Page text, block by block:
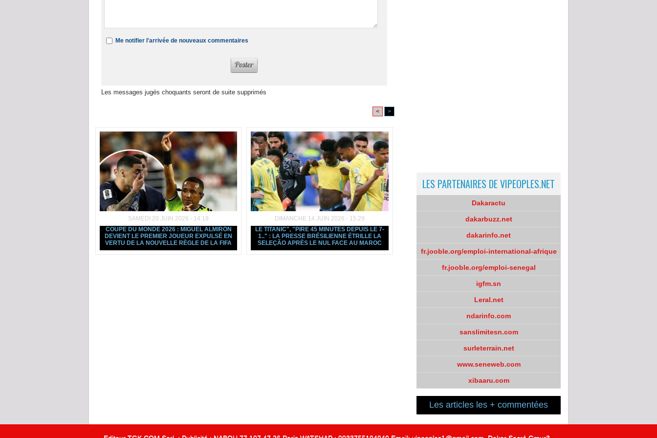
Me notifier l'arrivée de nouveaux commentaires
Les messages jugés choquants seront de suite supprimés
< >
SAMEDI 20 JUIN 2026 - 14:19
COUPE DU MONDE 2026 : MIGUEL ALMIRÓN
DEVIENT LE PREMIER JOUEUR EXPULSÉ EN
VERTU DE LA NOUVELLE RÈGLE DE LA FIFA
DIMANCHE 14 JUIN 2026 - 15:29
LE TITANIC", "PIRE 45 MINUTES DEPUIS LE 7-
1.." : LA PRESSE BRÉSILIENNE ÉTRILLE LA
SELEÇÃO APRÈS LE NUL FACE AU MAROC
LES PARTENAIRES DE VIPEOPLES.NET
Dakaractu
dakarbuzz.net
dakarinfo.net
fr.jooble.org/emploi-international-afrique
fr.jooble.org/emploi-senegal
igfm.sn
Leral.net
ndarinfo.com
sanslimitesn.com
surleterrain.net
www.seneweb.com
xibaaru.com
Les articles les + commentées